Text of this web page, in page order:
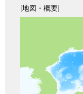
[地図・概要]